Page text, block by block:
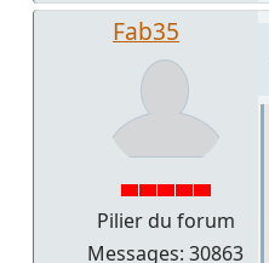
Fab35
Pilier du forum
Messages: 30863